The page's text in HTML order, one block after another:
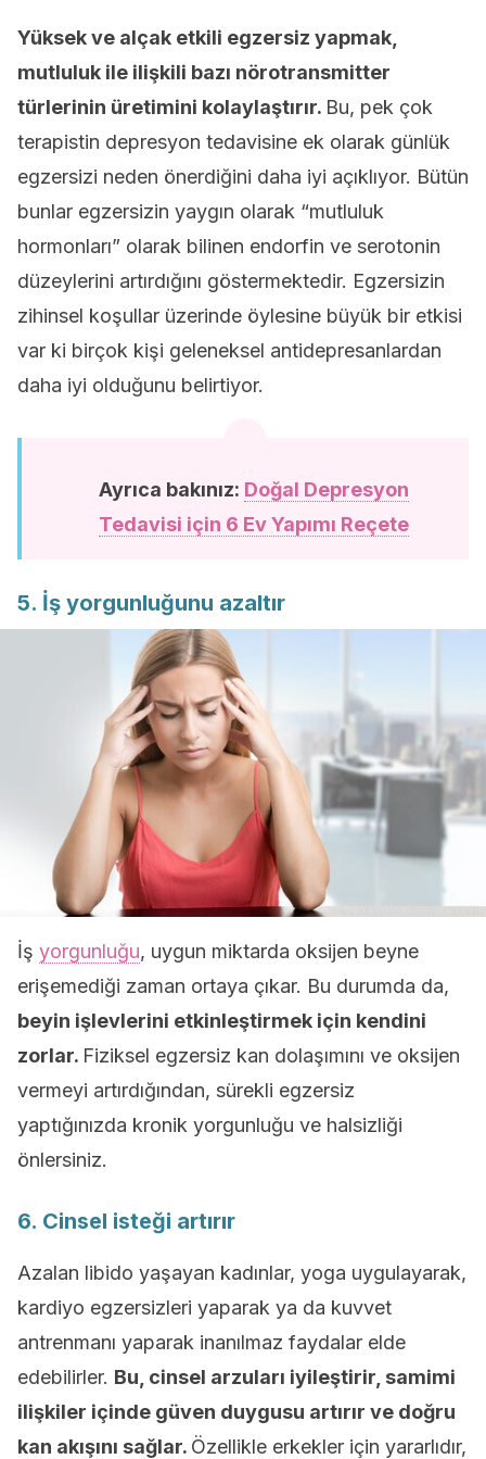
Yüksek ve alçak etkili egzersiz yapmak,
mutluluk ile ilişkili bazı nörotransmitter
türlerinin üretimini kolaylaştırır. Bu, pek çok
terapistin depresyon tedavisine ek olarak günlük
egzersizi neden önerdiğini daha iyi açıklıyor. Bütün
bunlar egzersizin yaygın olarak “mutluluk
hormonları” olarak bilinen endorfin ve serotonin
düzeylerini artırdığını göstermektedir. Egzersizin
zihinsel koşullar üzerinde öylesine büyük bir etkisi
var ki birçok kişi geleneksel antidepresanlardan
daha iyi olduğunu belirtiyor.
Ayrıca bakınız: Doğal Depresyon
Tedavisi için 6 Ev Yapımı Reçete
5. İş yorgunluğunu azaltır
İş yorgunluğu, uygun miktarda oksijen beyne
erişemediği zaman ortaya çıkar. Bu durumda da,
beyin işlevlerini etkinleştirmek için kendini
zorlar. Fiziksel egzersiz kan dolaşımını ve oksijen
vermeyi artırdığından, sürekli egzersiz
yaptığınızda kronik yorgunluğu ve halsizliği
önlersiniz.
6. Cinsel isteği artırır
Azalan libido yaşayan kadınlar, yoga uygulayarak,
kardiyo egzersizleri yaparak ya da kuvvet
antrenmanı yaparak inanılmaz faydalar elde
edebilirler. Bu, cinsel arzuları iyileştirir, samimi
ilişkiler içinde güven duygusu artırır ve doğru
kan akışını sağlar. Özellikle erkekler için yararlıdır,